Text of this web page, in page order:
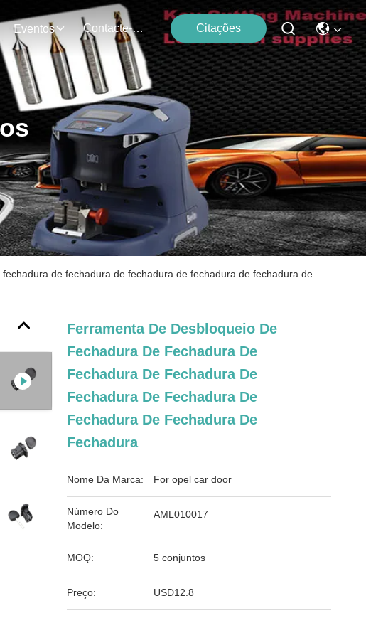
Eventos Contacte-Nos Citações
de fechadura de fechadura de fechadura de fechadura de
Ferramenta De Desbloqueio De
Fechadura De Fechadura De
Fechadura De Fechadura De
Fechadura De Fechadura De
Fechadura De Fechadura De
Fechadura
Nome Da Marca: For opel car door
Número Do
Modelo:
AML010017
MOQ: 5 conjuntos
Preço: USD12.8